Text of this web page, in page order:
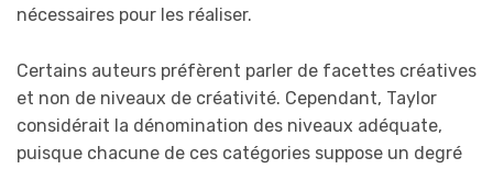
nécessaires pour les réaliser.
Certains auteurs préfèrent parler de facettes créatives
et non de niveaux de créativité. Cependant, Taylor
considérait la dénomination des niveaux adéquate,
puisque chacune de ces catégories suppose un degré